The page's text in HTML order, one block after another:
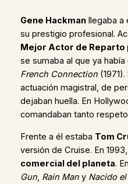
Gene Hackmanllegaba a
su prestigio profesional.
Mejor Actor de Reparto
se sumaba al que ya
French Connection(1971).
actuación magistral, de
dejaban huella. En
comandaban tanto
Frente a él estaba Tom
versión de Cruise. En
comercial del planeta.
Gun, Rain Many Nacido